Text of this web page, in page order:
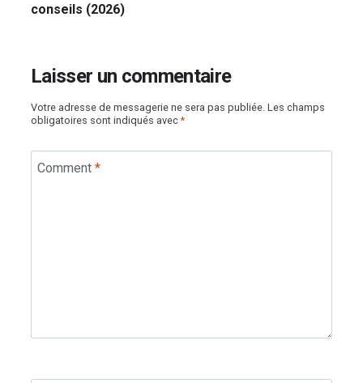
conseils (2026)
Laisser un commentaire
Votre adresse de messagerie ne sera pas publiée. Les champs
obligatoires sont indiqués avec*
Comment *